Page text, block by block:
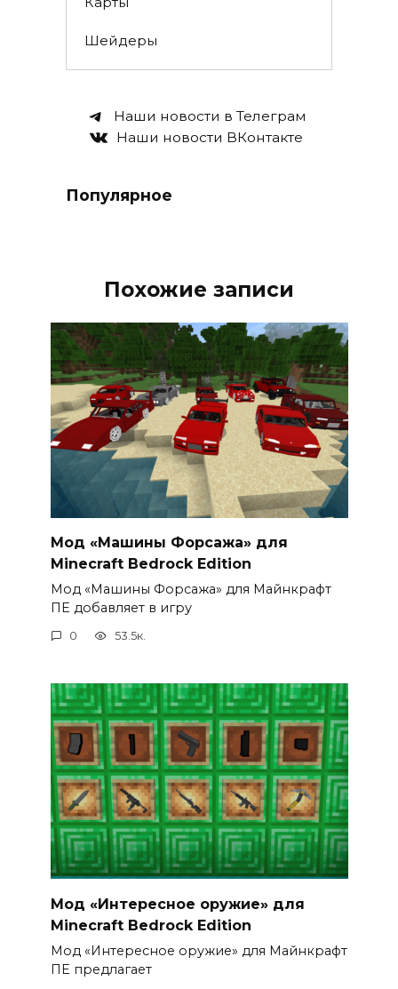
Шейдеры
Наши новости в Телеграм
Наши новости ВКонтакте
Популярное
Похожие записи
Мод «Машины Форсажа» для
Minecraft Bedrock Edition
Мод «Машины Форсажа» для Майнкрафт
ПЕ добавляет в игру
0 53.5к.
Мод «Интересное оружие» для
Minecraft Bedrock Edition
Мод «Интересное оружие» для Майнкрафт
ПЕ предлагает